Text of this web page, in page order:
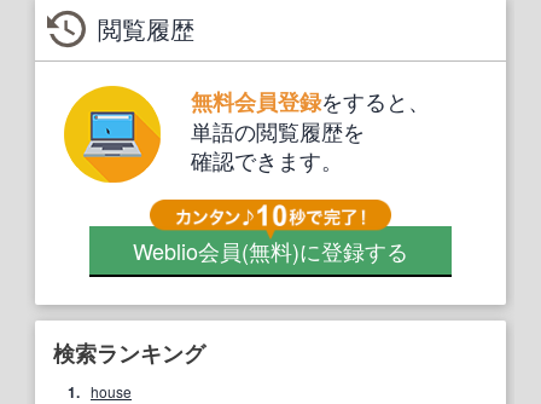
閲覧履歴
無料会員登録をすると、
単語の閲覧履歴を
確認できます。
Weblio会員(無料)に登録する
検索ランキング
1. house